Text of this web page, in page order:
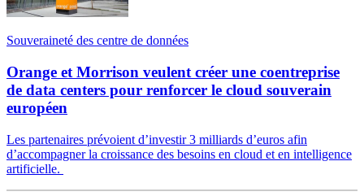
Souveraineté des centre de données
Orange et Morrison veulent créer une coentreprise
de data centers pour renforcer le cloud souverain
européen
Les partenaires prévoient d’investir 3 milliards d’euros afin
d’accompagner la croissance des besoins en cloud et en intelligence
artificielle.